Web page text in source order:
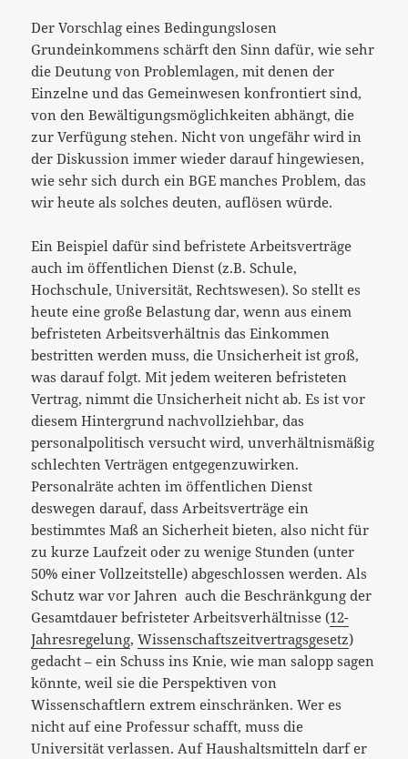
Der Vorschlag eines Bedingungslosen
Grundeinkommens schärft den Sinn dafür, wie sehr
die Deutung von Problemlagen, mit denen der
Einzelne und das Gemeinwesen konfrontiert sind,
von den Bewältigungsmöglichkeiten abhängt, die
zur Verfügung stehen. Nicht von ungefähr wird in
der Diskussion immer wieder darauf hingewiesen,
wie sehr sich durch ein BGE manches Problem, das
wir heute als solches deuten, auflösen würde.
Ein Beispiel dafür sind befristete Arbeitsverträge
auch im öffentlichen Dienst (z.B. Schule,
Hochschule, Universität, Rechtswesen). So stellt es
heute eine große Belastung dar, wenn aus einem
befristeten Arbeitsverhältnis das Einkommen
bestritten werden muss, die Unsicherheit ist groß,
was darauf folgt. Mit jedem weiteren befristeten
Vertrag, nimmt die Unsicherheit nicht ab. Es ist vor
diesem Hintergrund nachvollziehbar, das
personalpolitisch versucht wird, unverhältnismäßig
schlechten Verträgen entgegenzuwirken.
Personalräte achten im öffentlichen Dienst
deswegen darauf, dass Arbeitsverträge ein
bestimmtes Maß an Sicherheit bieten, also nicht für
zu kurze Laufzeit oder zu wenige Stunden (unter
50% einer Vollzeitstelle) abgeschlossen werden. Als
Schutz war vor Jahren auch die Beschränkgung der
Gesamtdauer befristeter Arbeitsverhältnisse (12-
Jahresregelung,Wissenschaftszeitvertragsgesetz)
gedacht – ein Schuss ins Knie, wie man salopp sagen
könnte, weil sie die Perspektiven von
Wissenschaftlern extrem einschränken. Wer es
nicht auf eine Professur schafft, muss die
Universität verlassen. Auf Haushaltsmitteln darf er